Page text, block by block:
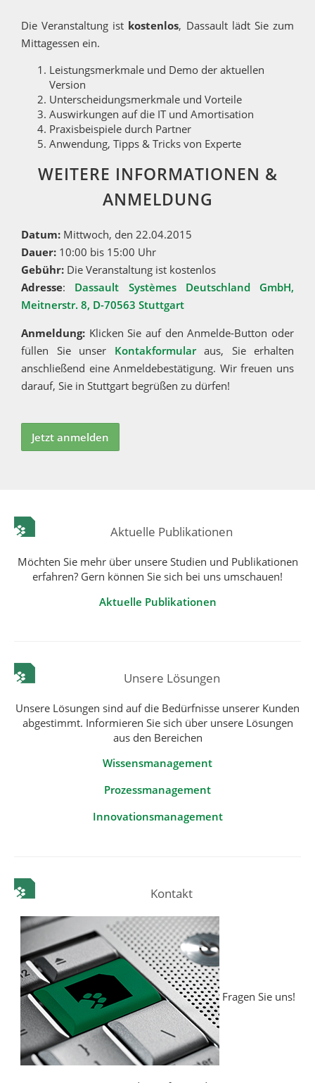
Die Veranstaltung ist kostenlos, Dassault lädt Sie zum
Mittagessen ein.
Leistungsmerkmale und Demo der aktuellen
Version
Unterscheidungsmerkmale und Vorteile
Auswirkungen auf die IT und Amortisation
Praxisbeispiele durch Partner
Anwendung, Tipps & Tricks von Experte
WEITERE INFORMATIONEN &
ANMELDUNG
Datum: Mittwoch, den 22.04.2015
Dauer: 10:00 bis 15:00 Uhr
Gebühr: Die Veranstaltung ist kostenlos
Adresse: Dassault Systèmes Deutschland GmbH,
Meitnerstr. 8, D-70563 Stuttgart
Anmeldung: Klicken Sie auf den Anmelde-Button oder
füllen Sie unser Kontakformularaus, Sie erhalten
anschließend eine Anmeldebestätigung. Wir freuen uns
darauf, Sie in Stuttgart begrüßen zu dürfen!
Jetzt anmelden
Aktuelle Publikationen
Möchten Sie mehr über unsere Studien und Publikationen
erfahren? Gern können Sie sich bei uns umschauen!
Aktuelle Publikationen
Unsere Lösungen
Unsere Lösungen sind auf die Bedürfnisse unserer Kunden
abgestimmt. Informieren Sie sich über unsere Lösungen
aus den Bereichen
Wissensmanagement
Prozessmanagement
Innovationsmanagement
Kontakt
Fragen Sie uns!